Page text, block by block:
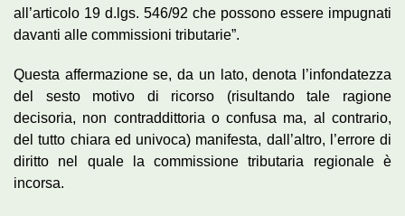
all’articolo 19 d.lgs. 546/92 che possono essere impugnati
davanti alle commissioni tributarie”.
Questa affermazione se, da un lato, denota l’infondatezza
del sesto motivo di ricorso (risultando tale ragione
decisoria, non contraddittoria o confusa ma, al contrario,
del tutto chiara ed univoca) manifesta, dall’altro, l’errore di
diritto nel quale la commissione tributaria regionale è
incorsa.